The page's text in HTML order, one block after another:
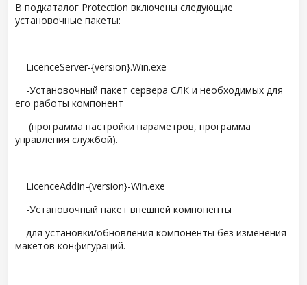
В подкаталог Protection включены следующие
установочные пакеты:
LicenceServer-{version}.Win.exe
-Установочный пакет сервера СЛК и необходимых для
его работы компонент
(программа настройки параметров, программа
управления службой).
LicenceAddIn-{version}-Win.exe
-Установочный пакет внешней компоненты
для установки/обновления компоненты без изменения
макетов конфигураций.